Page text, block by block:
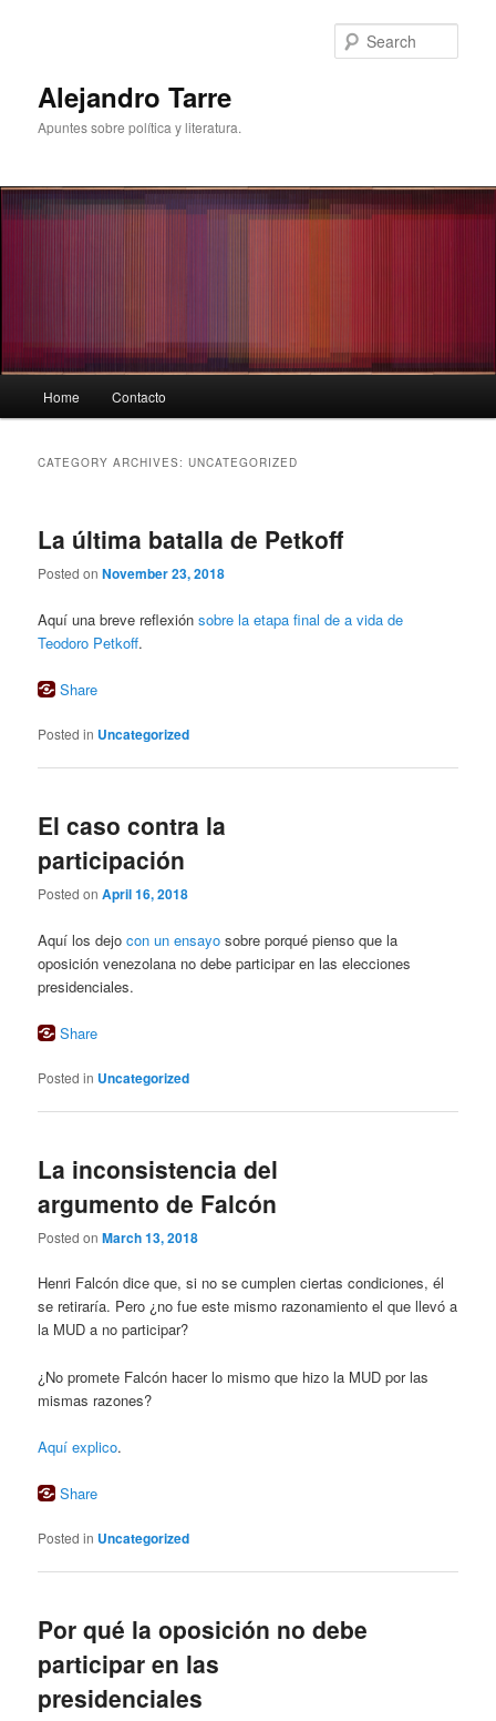
Alejandro Tarre
Apuntes sobre política y literatura.
Home Contacto
CATEGORY ARCHIVES:UNCATEGORIZED
La última batalla de Petkoff
Posted onNovember 23, 2018
Aquí una breve reflexiónsobre la etapa final de a vida de
Teodoro Petkoff.
Share
Posted in Uncategorized
El caso contra la
participación
Posted onApril 16, 2018
Aquí los dejocon un ensayo sobre porqué pienso que la
oposición venezolana no debe participar en las elecciones
presidenciales.
Share
Posted in Uncategorized
La inconsistencia del
argumento de Falcón
Posted onMarch 13, 2018
Henri Falcón dice que, si no se cumplen ciertas condiciones, él
se retiraría. Pero ¿no fue este mismo razonamiento el que llevó a
la MUD a no participar?
¿No promete Falcón hacer lo mismo que hizo la MUD por las
mismas razones?
Aquí explico.
Share
Posted in Uncategorized
Por qué la oposición no debe
participar en las
presidenciales